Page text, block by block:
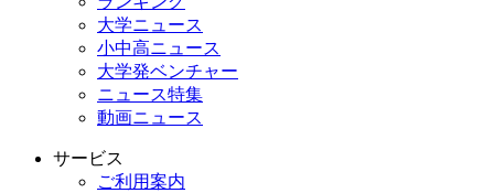
大学ニュース
小中高ニュース
大学発ベンチャー
ニュース特集
動画ニュース
サービス
ご利用案内